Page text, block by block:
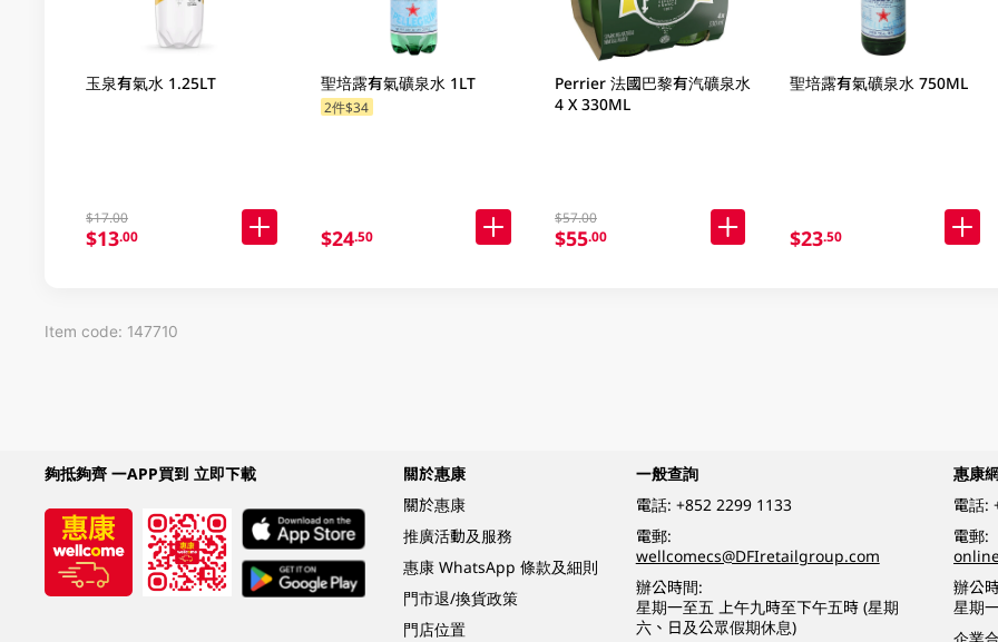
玉泉有氣水 1.25LT
$17.00
$13.00
聖培露有氣礦泉水 1LT
2件$34
$24.50
Perrier 法國巴黎有汽礦泉水
4 X 330ML
$57.00
$55.00
聖培露有氣礦泉水 750ML
$23.50
Item code: 147710
夠抵夠齊 一APP買到 立即下載
關於惠康
關於惠康
推廣活動及服務
惠康 WhatsApp 條款及細則
門市退/換貨政策
門店位置
一般查詢
電話: +852 2299 1133
電郵:
wellcomecs@DFIretailgroup.com
辦公時間:
星期一至五 上午九時至下午五時 (星期
六、日及公眾假期休息)
惠康
電話:
電郵:
辦公
星期